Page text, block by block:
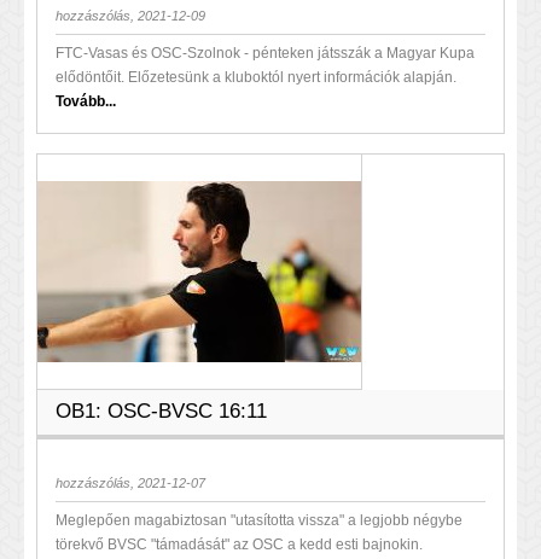
hozzászólás, 2021-12-09
FTC-Vasas és OSC-Szolnok - pénteken játsszák a Magyar Kupa
elődöntőit. Előzetesünk a kluboktól nyert információk alapján.
Tovább...
OB1: OSC-BVSC 16:11
hozzászólás, 2021-12-07
Meglepően magabiztosan "utasította vissza" a legjobb négybe
törekvő BVSC "támadását" az OSC a kedd esti bajnokin.